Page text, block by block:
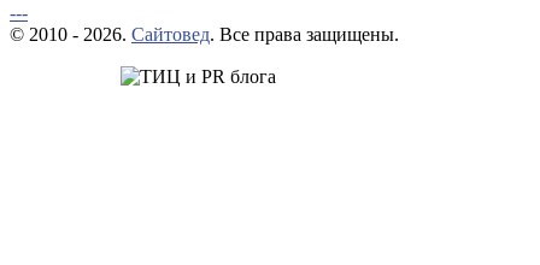
---
© 2010 - 2026. Сайтовед. Все права защищены.